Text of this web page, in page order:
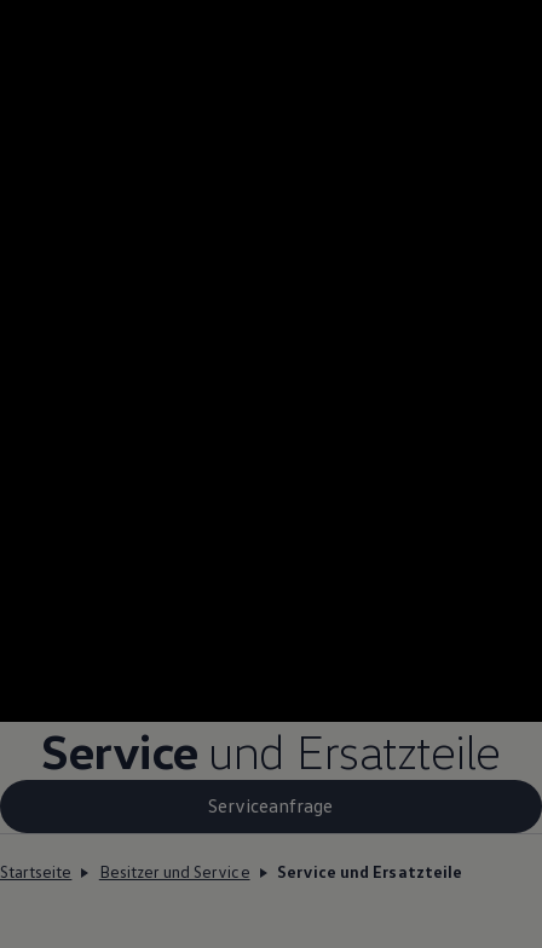
Service und Ersatzteile
Serviceanfrage
Startseite Besitzer und Service Service und Ersatzteile